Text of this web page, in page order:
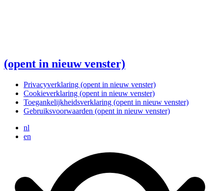
(opent in nieuw venster)
Privacyverklaring (opent in nieuw venster)
Cookieverklaring (opent in nieuw venster)
Toegankelijkheidsverklaring (opent in nieuw venster)
Gebruiksvoorwaarden (opent in nieuw venster)
nl
en